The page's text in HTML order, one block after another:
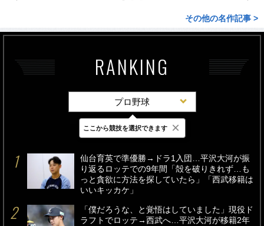
その他の名作記事 >
RANKING
プロ野球
最新 24時間 週間
仙台育英で準優勝→ドラ1入団…平沢大河が振
り返るロッテでの9年間「殻を破りきれず…も
っと貪欲に方法を探していたら」「西武移籍は
いいキッカケ」
「僕だろうな、と覚悟はしていました」現役ド
ラフトでロッテ→西武へ…平沢大河が移籍2年
ここから競技を選択できます ×